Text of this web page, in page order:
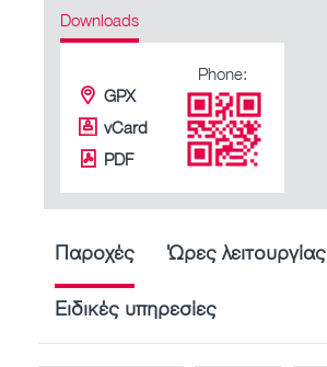
Downloads
GPX
vCard
PDF
Phone:
Παροχές Ώρες λειτουργίας
Ειδικές υπηρεσίες